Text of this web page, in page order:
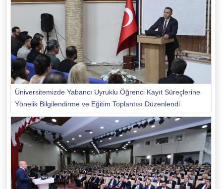
Üniversitemizde Yabancı Uyruklu Öğrenci Kayıt Süreçlerine
Yönelik Bilgilendirme ve Eğitim Toplantısı Düzenlendi